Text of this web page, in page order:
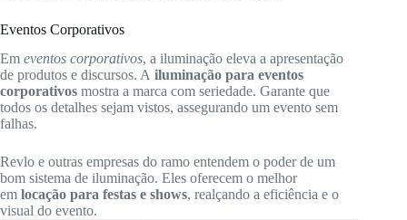
Eventos Corporativos
Em eventos corporativos, a iluminação eleva a apresentação
de produtos e discursos. A iluminação para eventos
corporativos mostra a marca com seriedade. Garante que
todos os detalhes sejam vistos, assegurando um evento sem
falhas.
Revlo e outras empresas do ramo entendem o poder de um
bom sistema de iluminação. Eles oferecem o melhor
em locação para festas e shows, realçando a eficiência e o
visual do evento.